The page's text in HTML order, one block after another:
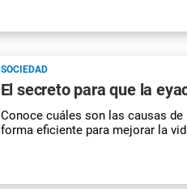
SOCIEDAD
El secreto para que la
Conoce cuáles son las causas
forma eficiente para mejorar la